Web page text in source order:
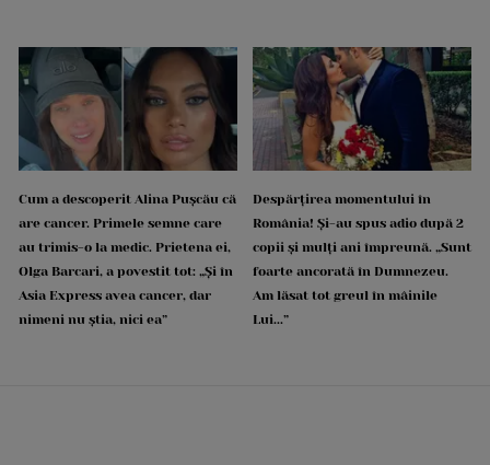
Cum a descoperit Alina Pușcău că
are cancer. Primele semne care
au trimis-o la medic. Prietena ei,
Olga Barcari, a povestit tot: „Și în
Asia Express avea cancer, dar
nimeni nu știa, nici ea”
Despărțirea momentului în
România! Și-au spus adio după 2
copii și mulți ani împreună. „Sunt
foarte ancorată în Dumnezeu.
Am lăsat tot greul în mâinile
Lui...”